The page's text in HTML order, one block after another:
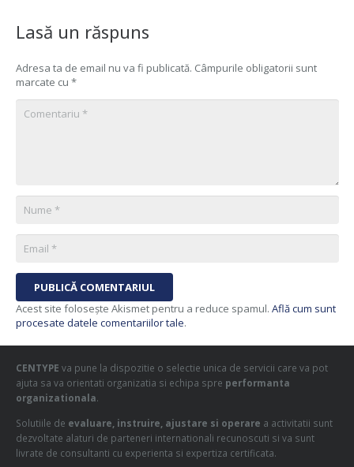
Lasă un răspuns
Adresa ta de email nu va fi publicată. Câmpurile obligatorii sunt
marcate cu *
PUBLICĂ COMENTARIUL
Acest site folosește Akismet pentru a reduce spamul. Află cum sunt
procesate datele comentariilor tale.
CENTYPE va pune la dispozitie o selectie unica de servicii care va pot
ajuta sa va orientati organizatia si echipa spre performanta
organizationala.
Solutiile de evaluare, instruire, ajustare si operare a activitatii sunt
dezvoltate alaturi de parteneri internationali recunoscuti si va sunt
livrate de consultanti cu experienta si expertiza certificata.